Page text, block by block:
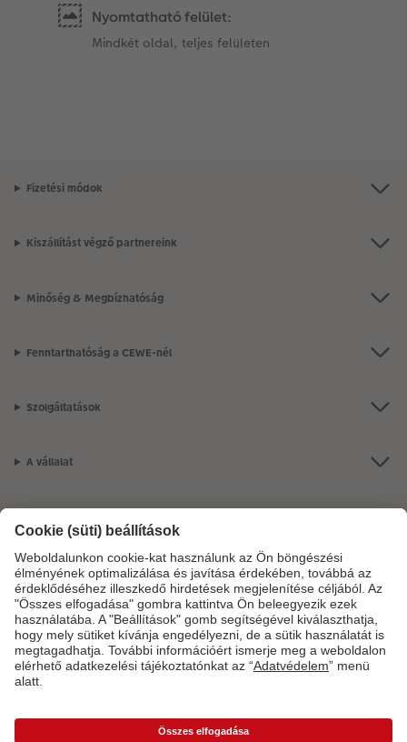
Nyomtatható felület:
Mindkét oldal, teljes felületen
Fizetési módok
Kiszállítást végző partnereink
Minőség & Megbízhatóság
Fenntarthatóság a CEWE-nél
Szolgáltatások
A vállalat
CEWE Fotóvilág
Szolgáltatásainkkal vagy megrendelésével kapcsolatos kérdések esetén
06-1-451-1088Hétfő-vasárnap: 8:00–17:00 óráig.